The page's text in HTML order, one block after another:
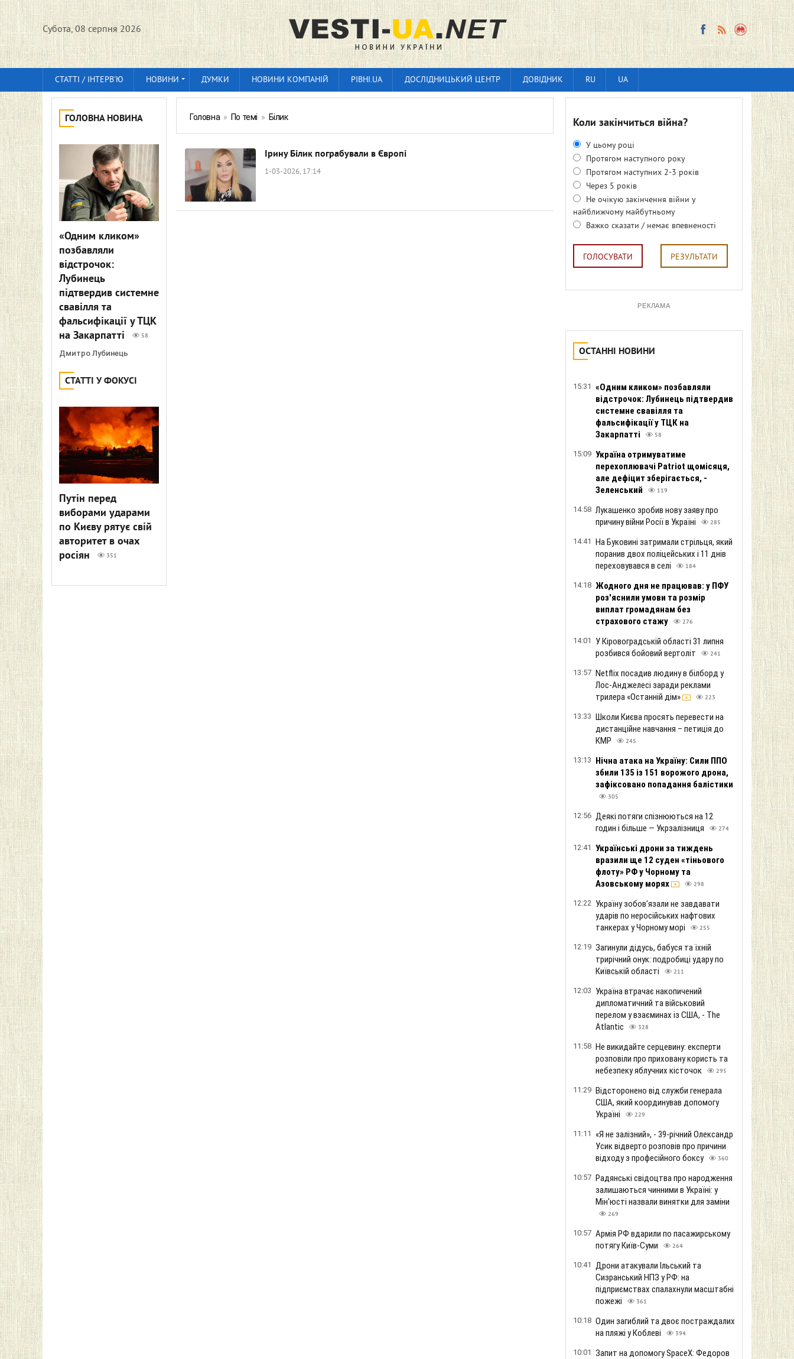
Субота, 08 серпня 2026
СТАТТІ / ІНТЕРВ'Ю НОВИНИ ДУМКИ НОВИНИ КОМПАНІЙ РІВНІ.UA ДОСЛІДНИЦЬКИЙ ЦЕНТР ДОВІДНИК RU UA
ГОЛОВНА НОВИНА
«Одним кликом»
позбавляли
відстрочок:
Лубинець
підтвердив системне
свавілля та
фальсифікації у ТЦК
на Закарпатті
58
Дмитро Лубинець
СТАТТІ У ФОКУСІ
Путін перед
виборами ударами
по Києву рятує свій
авторитет в очах
росіян
351
Головна » По темі » Білик
Ірину Білик пограбували в Європі
1-03-2026, 17:14
Коли закінчиться війна?
У цьому році
Протягом наступного року
Протягом наступних 2-3 років
Через 5 років
Не очікую закінчення війни у
найближчому майбутньому
Важко сказати / немає впевненості
ГОЛОСУВАТИ РЕЗУЛЬТАТИ
РЕКЛАМА
ОСТАННІ НОВИНИ
15:31 «Одним кликом» позбавляли
відстрочок: Лубинець підтвердив
системне свавілля та
фальсифікації у ТЦК на
Закарпатті
58
15:09 Україна отримуватиме
перехоплювачі Patriot щомісяця,
але дефіцит зберігається, -
Зеленський
119
14:58 Лукашенко зробив нову заяву про
причину війни Росії в Україні
285
14:41 На Буковині затримали стрільця, який
поранив двох поліцейських і 11 днів
переховувався в селі
184
14:18 Жодного дня не працював: у ПФУ
роз'яснили умови та розмір
виплат громадянам без
страхового стажу
276
14:01
У Кіровоградській області 31 липня
розбився бойовий вертоліт
241
13:57 Netflix посадив людину в білборд у
Лос-Анджелесі заради реклами
трилера «Останній дім»
223
13:33 Школи Києва просять перевести на
дистанційне навчання – петиція до
КМР
245
13:13 Нічна атака на Україну: Сили ППО
збили 135 із 151 ворожого дрона,
зафіксовано попадання балістики
305
12:56 Деякі потяги спізнюються на 12
годин і більше — Укрзалізниця
274
12:41 Українські дрони за тиждень
вразили ще 12 суден «тіньового
флоту» РФ у Чорному та
Азовському морях
298
12:22 Україну зобов'язали не завдавати
ударів по неросійських нафтових
танкерах у Чорному морі
255
12:19 Загинули дідусь, бабуся та їхній
трирічний онук: подробиці удару по
Київській області
211
12:03 Україна втрачає накопичений
дипломатичний та військовий
перелом у взаєминах із США, - The
Atlantic
328
11:58 Не викидайте серцевину: експерти
розповіли про приховану користь та
небезпеку яблучних кісточок
295
11:29 Відсторонено від служби генерала
США, який координував допомогу
Україні
229
11:11
«Я не залізний», - 39-річний Олександр
Усик відверто розповів про причини
відходу з професійного боксу
360
10:57 Радянські свідоцтва про народження
залишаються чинними в Україні: у
Мін'юсті назвали винятки для заміни
269
10:57 Армія РФ вдарили по пасажирському
потягу Київ-Суми
264
10:41 Дрони атакували Ільський та
Сизранський НПЗ у РФ: на
підприємствах спалахнули масштабні
пожежі
361
10:18 Один загиблий та двоє постраждалих
на пляжі у Коблеві
394
10:01 Запит на допомогу SpaceX: Федоров